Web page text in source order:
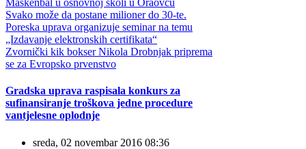
Maskenbal u osnovnoj školi u Oraovcu
Svako može da postane milioner do 30-te.
Poreska uprava organizuje seminar na temu
„Izdavanje elektronskih certifikata“
Zvornički kik bokser Nikola Drobnjak priprema
se za Evropsko prvenstvo
Gradska uprava raspisala konkurs za
sufinansiranje troškova jedne procedure
vantjelesne oplodnje
sreda, 02 novembar 2016 08:36